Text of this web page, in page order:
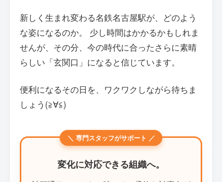
新しく生まれ変わる名鉄名古屋駅が、どのよう
な姿になるのか。 少し時間はかかるかもしれま
せんが、その分、今の時代に合ったさらに素晴
らしい「玄関口」になると信じています。
便利になるその日を、ワクワクしながら待ちま
しょう(≧∀≦)
＼ 専門スタッフがサポート ／
変化に対応できる組織へ。